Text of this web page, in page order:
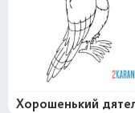
Хорошенький